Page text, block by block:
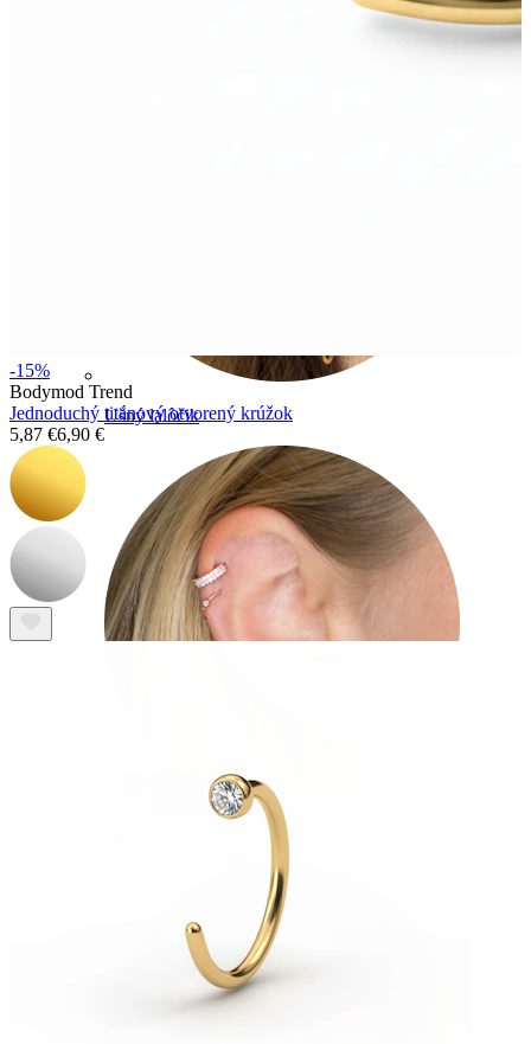
Ušný lalôčik
-15%
Bodymod Trend
Jednoduchý titánový otvorený krúžok
5,87 €6,90 €